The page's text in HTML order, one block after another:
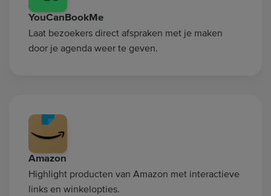
YouCanBookMe
Laat bezoekers direct afspraken met je maken
door je agenda weer te geven.
Amazon
Highlight producten van Amazon met interactieve
links en winkelopties.